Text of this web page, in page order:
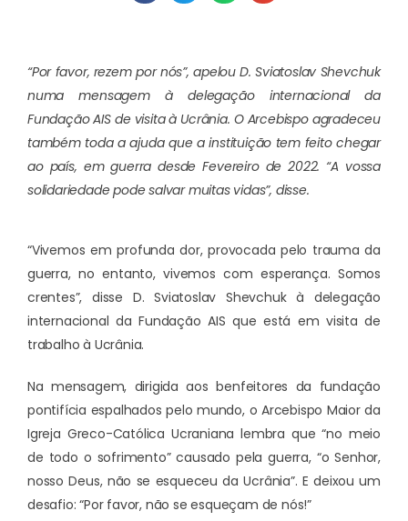
“Por favor, rezem por nós”, apelou D. Sviatoslav Shevchuk
numa mensagem à delegação internacional da
Fundação AIS de visita à Ucrânia. O Arcebispo agradeceu
também toda a ajuda que a instituição tem feito chegar
ao país, em guerra desde Fevereiro de 2022. “A vossa
solidariedade pode salvar muitas vidas”, disse.
“Vivemos em profunda dor, provocada pelo trauma da
guerra, no entanto, vivemos com esperança. Somos
crentes”, disse D. Sviatoslav Shevchuk à delegação
internacional da Fundação AIS que está em visita de
trabalho à Ucrânia.
Na mensagem, dirigida aos benfeitores da fundação
pontifícia espalhados pelo mundo, o Arcebispo Maior da
Igreja Greco-Católica Ucraniana lembra que “no meio
de todo o sofrimento” causado pela guerra, “o Senhor,
nosso Deus, não se esqueceu da Ucrânia”. E deixou um
desafio: “Por favor, não se esqueçam de nós!”